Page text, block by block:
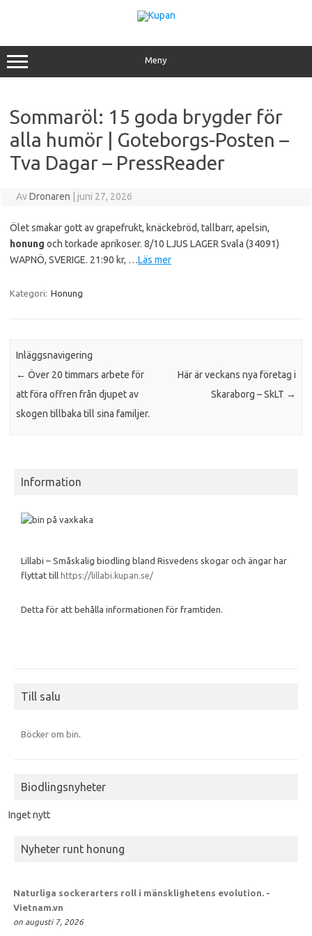
Meny
Sommaröl: 15 goda brygder för
alla humör | Goteborgs-Posten –
Tva Dagar – PressReader
AvDronaren juni 27, 2026
Ölet smakar gott av grapefrukt, knäckebröd, tallbarr, apelsin,
honung och torkade aprikoser. 8/10 LJUS LAGER Svala (34091)
WAPNÖ, SVERIGE. 21:90 kr, …Läs mer
Kategori: Honung
Inläggsnavigering
← Över 20 timmars arbete för
att föra offren från djupet av
skogen tillbaka till sina familjer.
Här är veckans nya företag i
Skaraborg – SkLT →
Information
Lillabi – Småskalig biodling bland Risvedens skogar och ängar har
flyttat till https://lillabi.kupan.se/
Detta för att behålla informationen för framtiden.
Till salu
Böcker om bin
Biodlingsnyheter
Inget nytt
Nyheter runt honung
Naturliga sockerarters roll i mänsklighetens evolution. -
Vietnam.vn
on augusti 7, 2026